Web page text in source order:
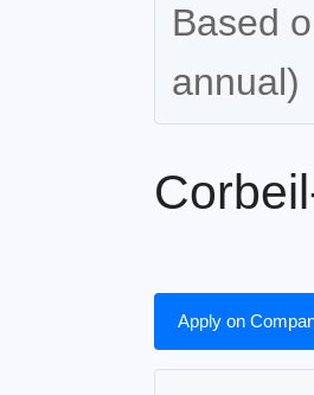
Based
annual)
Apply on